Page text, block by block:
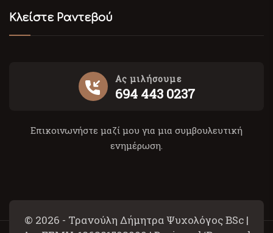
Κλείστε Ραντεβού
Ας μιλήσουμε
694 443 0237
Επικοινωνήστε μαζί μου για μια συμβουλευτική
ενημέρωση.
© 2026 - Τρανούλη Δήμητρα Ψυχολόγος BSc |